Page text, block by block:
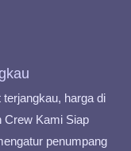
harga di
Crew Kami Siap
penumpang